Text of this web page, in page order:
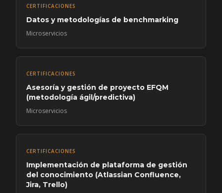
CERTIFICACIONES
Datos y metodologías de benchmarking
Microservicios
CERTIFICACIONES
Asesoría y gestión de proyecto EFQM
(metodología ágil/predictiva)
Microservicios
CERTIFICACIONES
Implementación de plataforma de gestión
del conocimiento (Atlassian Confluence,
Jira, Trello)